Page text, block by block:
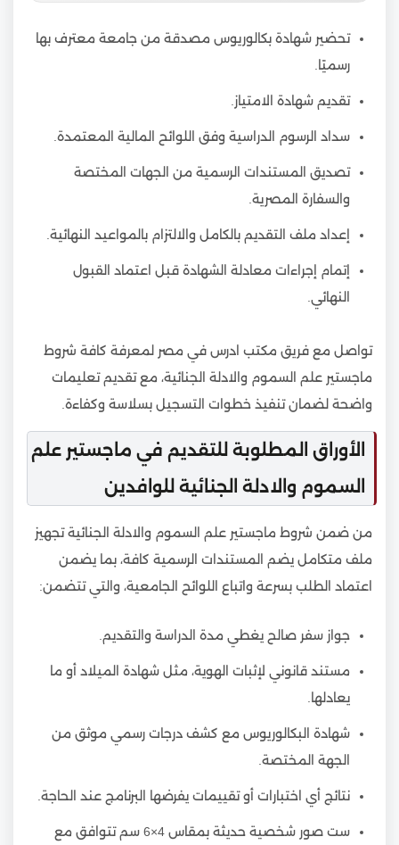
تحضير شهادة بكالوريوس مصدقة من جامعة معترف بها
رسميًا.
تقديم شهادة الامتياز.
سداد الرسوم الدراسية وفق اللوائح المالية المعتمدة.
تصديق المستندات الرسمية من الجهات المختصة
والسفارة المصرية.
إعداد ملف التقديم بالكامل والالتزام بالمواعيد النهائية.
إتمام إجراءات معادلة الشهادة قبل اعتماد القبول
النهائي.
تواصل مع فريق مكتب ادرس في مصر لمعرفة كافة شروط
ماجستير علم السموم والادلة الجنائية، مع تقديم تعليمات
واضحة لضمان تنفيذ خطوات التسجيل بسلاسة وكفاءة.
الأوراق المطلوبة للتقديم في ماجستير علم
السموم والادلة الجنائية للوافدين
من ضمن شروط ماجستير علم السموم والادلة الجنائية تجهيز
ملف متكامل يضم المستندات الرسمية كافة، بما يضمن
اعتماد الطلب بسرعة واتباع اللوائح الجامعية، والتي تتضمن:
جواز سفر صالح يغطي مدة الدراسة والتقديم.
مستند قانوني لإثبات الهوية، مثل شهادة الميلاد أو ما
يعادلها.
شهادة البكالوريوس مع كشف درجات رسمي موثق من
الجهة المختصة.
نتائج أي اختبارات أو تقييمات يفرضها البرنامج عند الحاجة.
ست صور شخصية حديثة بمقاس 4×6 سم تتوافق مع